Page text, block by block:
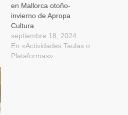
en Mallorca otoño-
invierno de Apropa
Cultura
septiembre 18, 2024
En «Actividades Taulas o
Plataformas»